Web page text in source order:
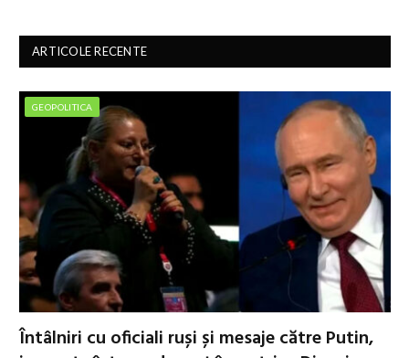
ARTICOLE RECENTE
GEOPOLITICA
Întâlniri cu oficiali ruși și mesaje către Putin,